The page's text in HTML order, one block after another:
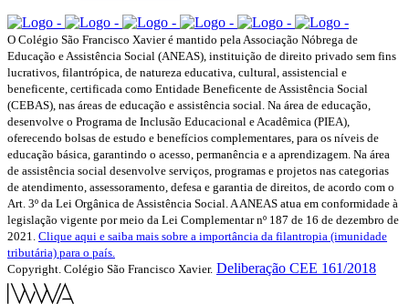
O Colégio São Francisco Xavier é mantido pela Associação Nóbrega de
Educação e Assistência Social (ANEAS), instituição de direito privado sem fins
lucrativos, filantrópica, de natureza educativa, cultural, assistencial e
beneficente, certificada como Entidade Beneficente de Assistência Social
(CEBAS), nas áreas de educação e assistência social. Na área de educação,
desenvolve o Programa de Inclusão Educacional e Acadêmica (PIEA),
oferecendo bolsas de estudo e benefícios complementares, para os níveis de
educação básica, garantindo o acesso, permanência e a aprendizagem. Na área
de assistência social desenvolve serviços, programas e projetos nas categorias
de atendimento, assessoramento, defesa e garantia de direitos, de acordo com o
Art. 3º da Lei Orgânica de Assistência Social. A ANEAS atua em conformidade à
legislação vigente por meio da Lei Complementar nº 187 de 16 de dezembro de
2021. Clique aqui e saiba mais sobre a importância da filantropia (imunidade
tributária) para o país.
Copyright. Colégio São Francisco Xavier. Deliberação CEE 161/2018